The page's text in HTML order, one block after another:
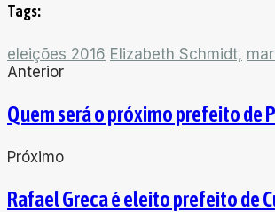
Tags:
eleições 2016 Elizabeth Schmidt,
Anterior
Quem será o próximo prefeito de
Próximo
Rafael Greca é eleito prefeito de